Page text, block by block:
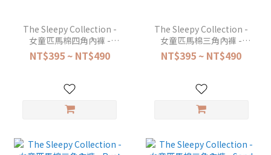
The Sleepy Collection -
女童匹馬棉四角內褲 -
Sand
NT$395 ~ NT$490
The Sleepy Collection -
女童匹馬棉三角內褲 -
Perfect Grey
NT$395 ~ NT$490